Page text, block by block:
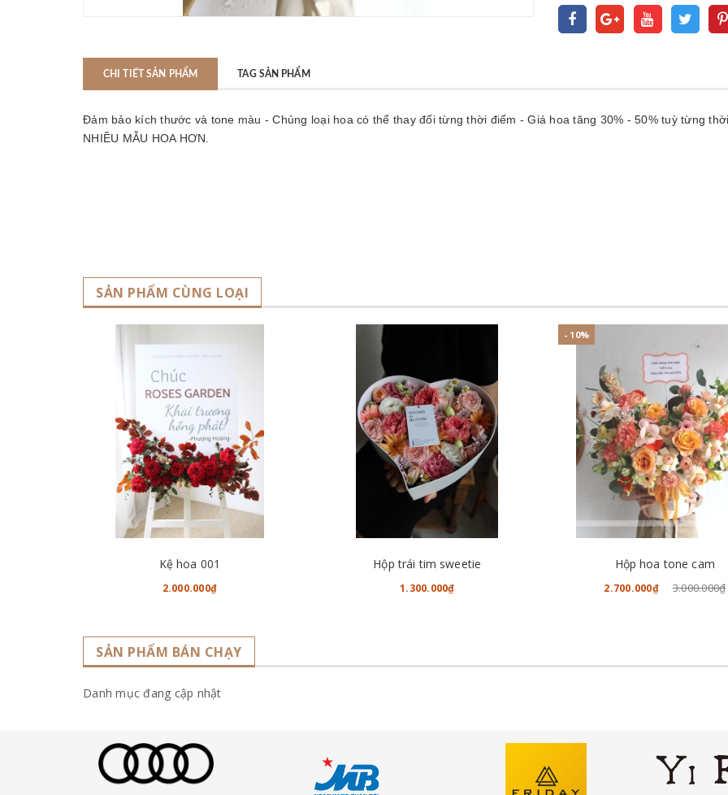
CHI TIẾT SẢN PHẨM TAG SẢN PHẨM
Đảm bảo kích thước và tone màu - Chủng loại hoa có thể thay đổi từng thời điểm - Giá hoa tăng 30% - 50% tuỳ từng
NHIỀU MẪU HOA HƠN.
SẢN PHẨM CÙNG LOẠI
Kệ hoa 001
2.000.000₫
Hộp trái tim sweetie
1.300.000₫
- 10%
Hộp hoa tone cam
2.700.000₫ 3.000.000₫
SẢN PHẨM BÁN CHẠY
Danh mục đang cập nhật